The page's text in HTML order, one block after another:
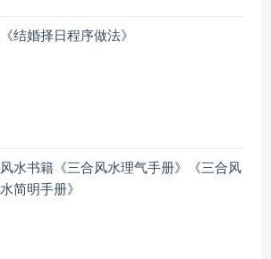
《结婚择日程序做法》
风水书籍《三合风水理气手册》《三合风
水简明手册》